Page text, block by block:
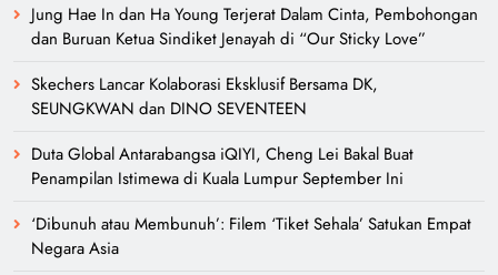
Jung Hae In dan Ha Young Terjerat Dalam Cinta, Pembohongan
dan Buruan Ketua Sindiket Jenayah di “Our Sticky Love”
Skechers Lancar Kolaborasi Eksklusif Bersama DK,
SEUNGKWAN dan DINO SEVENTEEN
Duta Global Antarabangsa iQIYI, Cheng Lei Bakal Buat
Penampilan Istimewa di Kuala Lumpur September Ini
‘Dibunuh atau Membunuh’: Filem ‘Tiket Sehala’ Satukan Empat
Negara Asia